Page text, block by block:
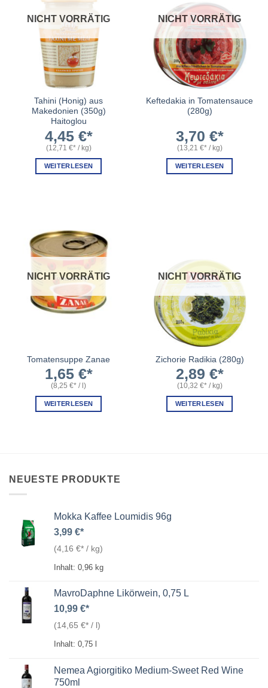
NICHT VORRÄTIG
Tahini (Honig) aus
Makedonien (350g)
Haitoglou
4,45 €
(12,71 € / kg)
WEITERLESEN
NICHT VORRÄTIG
Keftedakia in Tomatensauce
(280g)
3,70 €
(13,21 € / kg)
WEITERLESEN
NICHT VORRÄTIG
Tomatensuppe Zanae
1,65 €
(8,25 € / )
WEITERLESEN
NICHT VORRÄTIG
Zichorie Radikia (280g)
2,89 €
(10,32 € / kg)
WEITERLESEN
NEUESTE PRODUKTE
Mokka Kaffee Loumidis 96g
3,99 €
(4,16 € / kg)
Inhalt: 0,96 kg
MavroDaphne Likörwein, 0,75 L
10,99 €
(14,65 € / l)
Inhalt: 0,75
Nemea Agiorgitiko Medium-Sweet Red Wine
750ml